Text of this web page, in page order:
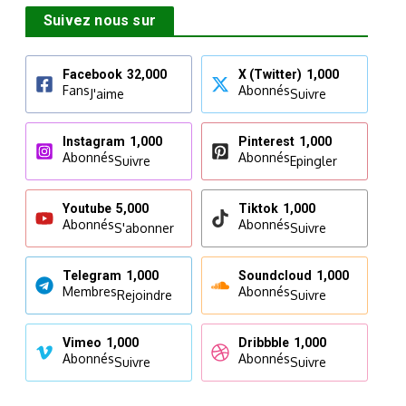
Suivez nous sur
Facebook 32,000
FansJ'aime
X (Twitter) 1,000
AbonnésSuivre
Instagram 1,000
AbonnésSuivre
Pinterest 1,000
AbonnésEpingler
Youtube 5,000
AbonnésS'abonner
Tiktok 1,000
AbonnésSuivre
Telegram 1,000
MembresRejoindre
Soundcloud 1,000
AbonnésSuivre
Vimeo 1,000
AbonnésSuivre
Dribbble 1,000
AbonnésSuivre